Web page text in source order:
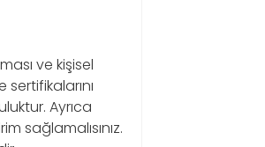
ve kişisel
Ayrıca
sağlamalısınız.